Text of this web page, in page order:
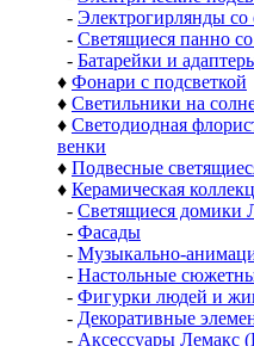
- Электрогирлянды со
- Светящиеся панно
- Батарейки и
♦ Фонари с подсветкой
♦ Светильники на
♦ Светодиодная
венки
♦ Подвесные
♦ Керамическая
- Светящиеся домики
- Фасады
- Музыкально-
- Настольные
- Фигурки людей и
- Декоративные
- Аксессуары Лемакс